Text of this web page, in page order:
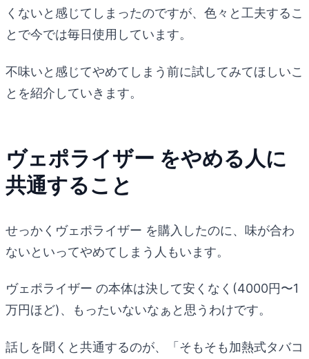
くないと感じてしまったのですが、色々と工夫するこ
とで今では毎日使用しています。
不味いと感じてやめてしまう前に試してみてほしいこ
とを紹介していきます。
ヴェポライザー をやめる人に
共通すること
せっかくヴェポライザー を購入したのに、味が合わ
ないといってやめてしまう人もいます。
ヴェポライザー の本体は決して安くなく(4000円〜1
万円ほど)、もったいないなぁと思うわけです。
話しを聞くと共通するのが、「そもそも加熱式タバコ